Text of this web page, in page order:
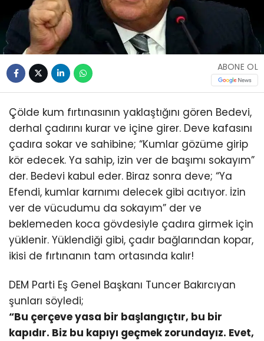
ABONE OL
Çölde kum fırtınasının yaklaştığını gören Bedevi,
derhal çadırını kurar ve içine girer. Deve kafasını
çadıra sokar ve sahibine; “Kumlar gözüme girip
kör edecek. Ya sahip, izin ver de başımı sokayım”
der. Bedevi kabul eder. Biraz sonra deve; “Ya
Efendi, kumlar karnımı delecek gibi acıtıyor. İzin
ver de vücudumu da sokayım” der ve
beklemeden koca gövdesiyle çadıra girmek için
yüklenir. Yüklendiği gibi, çadır bağlarından kopar,
ikisi de fırtınanın tam ortasında kalır!
DEM Parti Eş Genel Başkanı Tuncer Bakırcıyan
şunları söyledi;
“Bu çerçeve yasa bir başlangıçtır, bu bir
kapıdır. Biz bu kapıyı geçmek zorundayız. Evet,